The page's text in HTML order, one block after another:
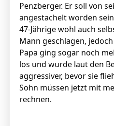
Penzberger. Er soll von
angestachelt worden
47-Jährige wohl auch
Mann geschlagen,
Papa ging sogar noch
los und wurde laut den
aggressiver, bevor sie
Sohn müssen jetzt mit
rechnen.